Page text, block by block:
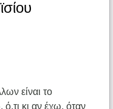
είναι το
κι αν έχω, όταν